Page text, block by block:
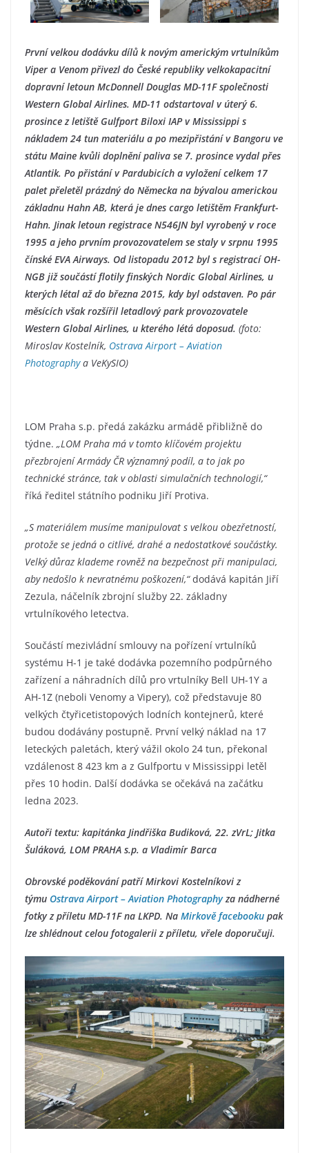
První velkou dodávku dílů k novým americkým vrtulníkům
Viper a Venom přivezl do České republiky velkokapacitní
dopravní letoun McDonnell Douglas MD-11F společnosti
Western Global Airlines. MD-11 odstartoval v úterý 6.
prosince z letiště Gulfport Biloxi IAP v Mississippi s
nákladem 24 tun materiálu a po mezipřistání v Bangoru ve
státu Maine kvůli doplnění paliva se 7. prosince vydal přes
Atlantik. Po přistání v Pardubicích a vyložení celkem 17
palet přeletěl prázdný do Německa na bývalou americkou
základnu Hahn AB, která je dnes cargo letištěm Frankfurt-
Hahn. Jinak letoun registrace N546JN byl vyrobený v roce
1995 a jeho prvním provozovatelem se staly v srpnu 1995
čínské EVA Airways. Od listopadu 2012 byl s registrací OH-
NGB již součástí flotily finských Nordic Global Airlines, u
kterých létal až do března 2015, kdy byl odstaven. Po pár
měsících však rozšířil letadlový park provozovatele
Western Global Airlines, u kterého létá doposud. (foto:
Miroslav Kostelník, Ostrava Airport – Aviation
Photographya VeKySIO)
LOM Praha s.p. předá zakázku armádě přibližně do
týdne. „LOM Praha má v tomto klíčovém projektu
přezbrojení Armády ČR významný podíl, a to jak po
technické stránce, tak v oblasti simulačních technologií,“
říká ředitel státního podniku Jiří Protiva.
„S materiálem musíme manipulovat s velkou obezřetností,
protože se jedná o citlivé, drahé a nedostatkové součástky.
Velký důraz klademe rovněž na bezpečnost při manipulaci,
aby nedošlo k nevratnému poškození,“dodává kapitán Jiří
Zezula, náčelník zbrojní služby 22. základny
vrtulníkového letectva.
Součástí mezivládní smlouvy na pořízení vrtulníků
systému H-1 je také dodávka pozemního podpůrného
zařízení a náhradních dílů pro vrtulníky Bell UH-1Y a
AH-1Z (neboli Venomy a Vipery), což představuje 80
velkých čtyřicetistopových lodních kontejnerů, které
budou dodávány postupně. První velký náklad na 17
leteckých paletách, který vážil okolo 24 tun, překonal
vzdálenost 8 423 km a z Gulfportu v Mississippi letěl
přes 10 hodin. Další dodávka se očekává na začátku
ledna 2023.
Autoři textu: kapitánka Jindřiška Budiková, 22. zVrL; Jitka
Šuláková, LOM PRAHA s.p. a Vladimír Barca
Obrovské poděkování patří Mirkovi Kostelníkovi z
týmu Ostrava Airport – Aviation Photographyza nádherné
fotky z příletu MD-11F na LKPD. Na Mirkově facebooku pak
lze shlédnout celou fotogalerii z příletu, vřele doporučuji.